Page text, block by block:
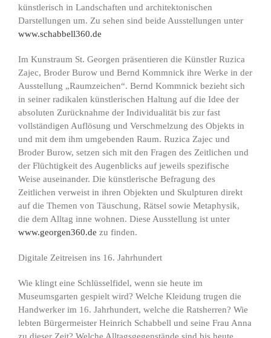
künstlerisch in Landschaften und architektonischen
Darstellungen um. Zu sehen sind beide Ausstellungen unter
www.schabbell360.de
Im Kunstraum St. Georgen präsentieren die Künstler Ruzica
Zajec, Broder Burow und Bernd Kommnick ihre Werke in der
Ausstellung „Raumzeichen“. Bernd Kommnick bezieht sich
in seiner radikalen künstlerischen Haltung auf die Idee der
absoluten Zurücknahme der Individualität bis zur fast
vollständigen Auflösung und Verschmelzung des Objekts in
und mit dem ihm umgebenden Raum. Ruzica Zajec und
Broder Burow, setzen sich mit den Fragen des Zeitlichen und
der Flüchtigkeit des Augenblicks auf jeweils spezifische
Weise auseinander. Die künstlerische Befragung des
Zeitlichen verweist in ihren Objekten und Skulpturen direkt
auf die Themen von Täuschung, Rätsel sowie Metaphysik,
die dem Alltag inne wohnen. Diese Ausstellung ist unter
www.georgen360.de zu finden.
Digitale Zeitreisen ins 16. Jahrhundert
Wie klingt eine Schlüsselfidel, wenn sie heute im
Museumsgarten gespielt wird? Welche Kleidung trugen die
Handwerker im 16. Jahrhundert, welche die Ratsherren? Wie
lebten Bürgermeister Heinrich Schabbell und seine Frau Anna